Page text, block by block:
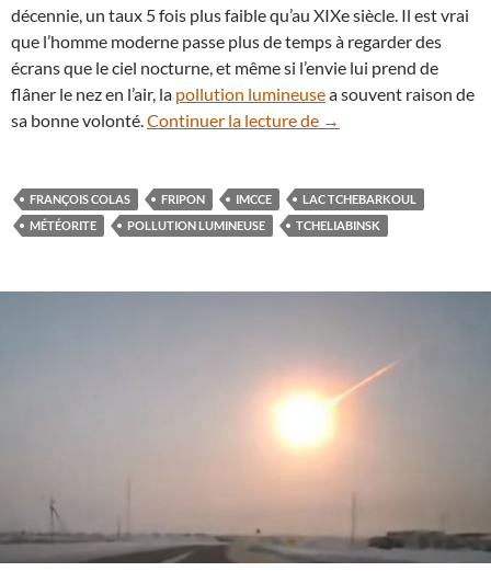
décennie, un taux 5 fois plus faible qu’au XIXe siècle. Il est vrai
que l’homme moderne passe plus de temps à regarder des
écrans que le ciel nocturne, et même si l’envie lui prend de
flâner le nez en l’air, la pollution lumineusea souvent raison de
sa bonne volonté.Continuer la lecture de FRIPON, un réseau
→
FRANÇOIS COLAS FRIPON IMCCE
LAC TCHEBARKOUL
MÉTÉORITE
POLLUTION LUMINEUSE TCHELIABINSK